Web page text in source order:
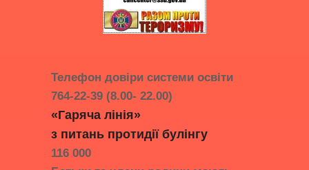
Телефон довіри системи освіти
764-22-39 (8.00- 22.00)
«Гаряча лінія»
з питань протидії булінгу
116 000